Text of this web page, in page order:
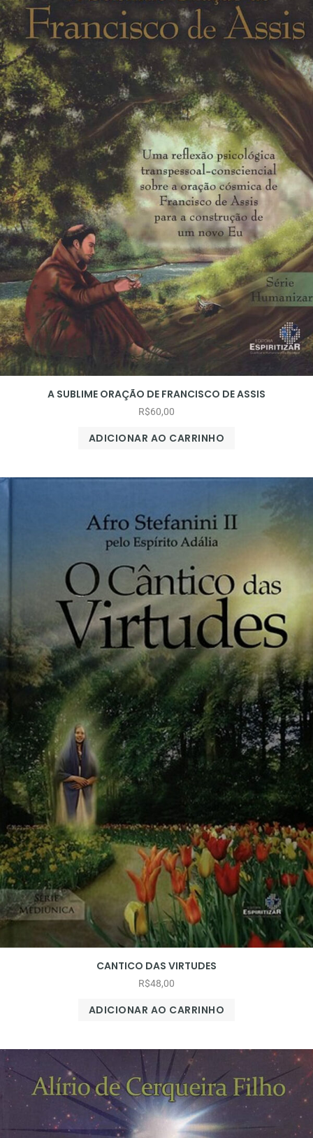
A SUBLIME ORAÇÃO DE FRANCISCO DE ASSIS
R$60,00
ADICIONAR AO CARRINHO
CANTICO DAS VIRTUDES
R$48,00
ADICIONAR AO CARRINHO